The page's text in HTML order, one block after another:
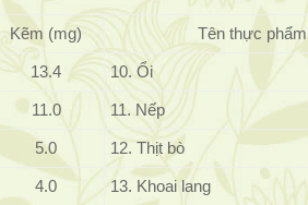
Kẽm (mg) Tên thực phẩm
13.4 10. Ổi
11.0 11. Nếp
5.0 12. Thịt bò
4.0 13. Khoai lang